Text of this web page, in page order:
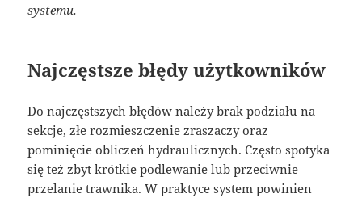
systemu.
Najczęstsze błędy użytkowników
Do najczęstszych błędów należy brak podziału na
sekcje, złe rozmieszczenie zraszaczy oraz
pominięcie obliczeń hydraulicznych. Często spotyka
się też zbyt krótkie podlewanie lub przeciwnie –
przelanie trawnika. W praktyce system powinien